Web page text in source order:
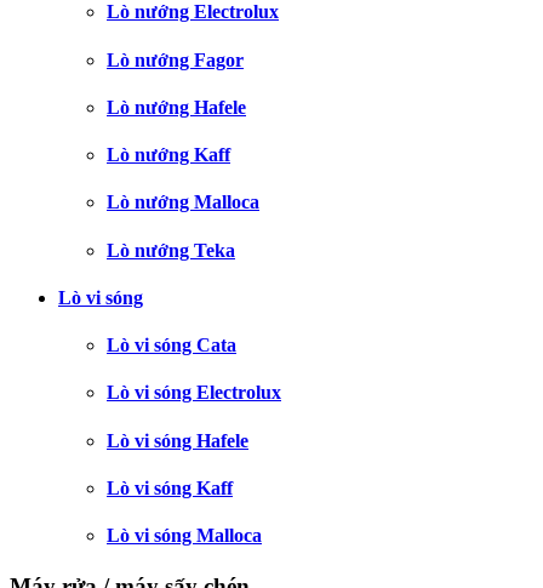
Lò nướng Electrolux
Lò nướng Fagor
Lò nướng Hafele
Lò nướng Kaff
Lò nướng Malloca
Lò nướng Teka
Lò vi sóng
Lò vi sóng Cata
Lò vi sóng Electrolux
Lò vi sóng Hafele
Lò vi sóng Kaff
Lò vi sóng Malloca